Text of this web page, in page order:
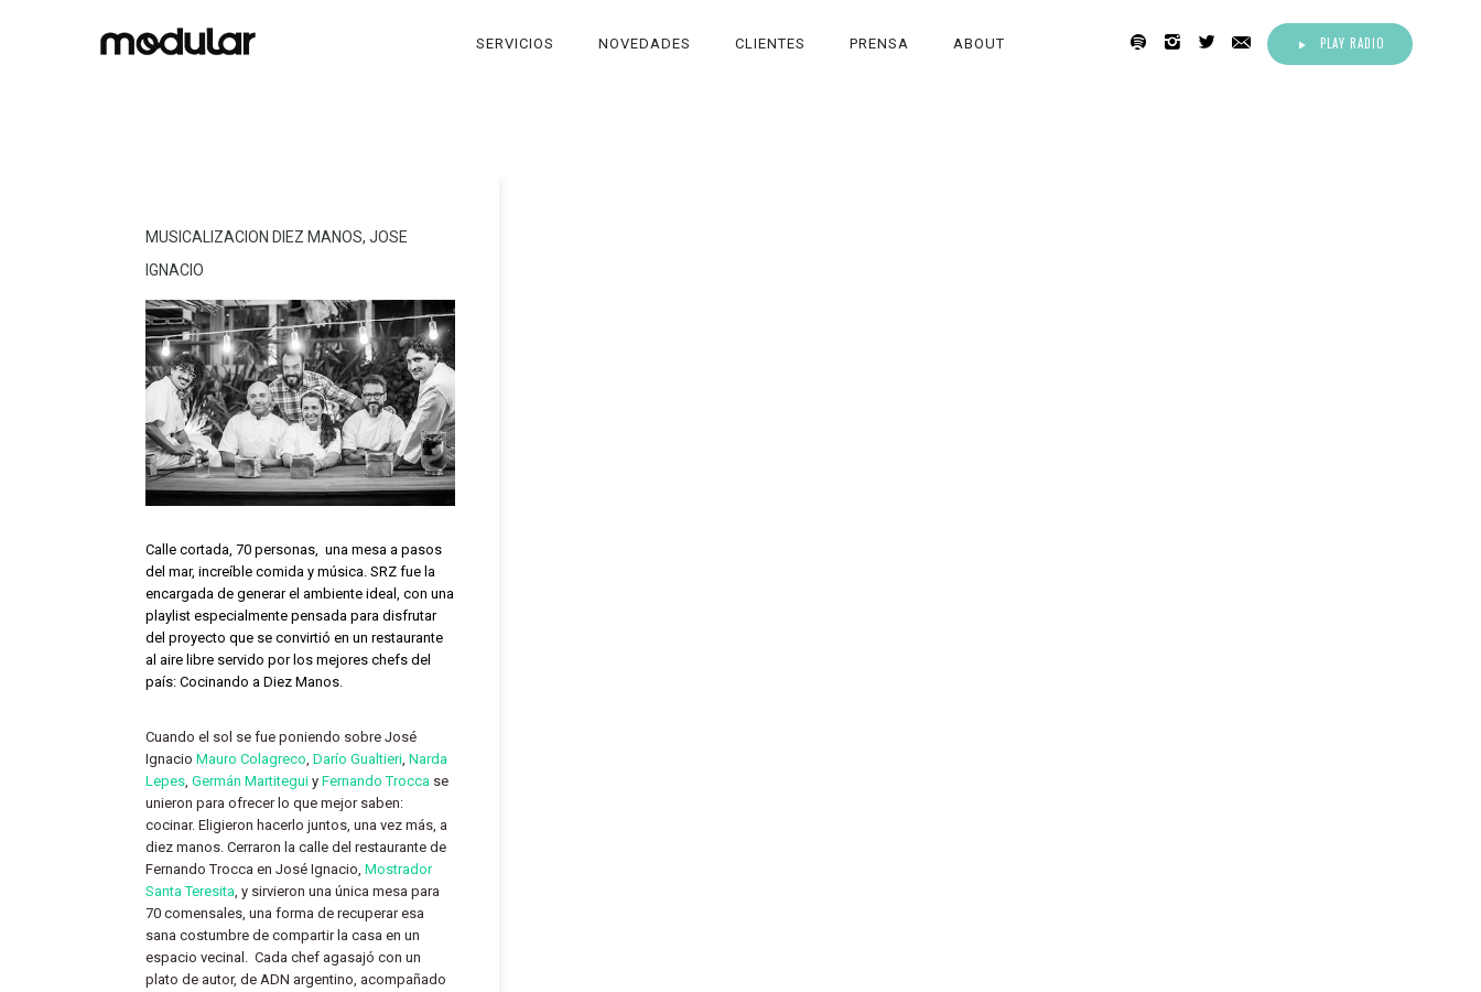
PLAY RADIO
SERVICIOS NOVEDADES CLIENTES PRENSA ABOUT
MUSICALIZACION DIEZ MANOS, JOSE
IGNACIO
Calle cortada, 70 personas, una mesa a pasos
del mar, increíble comida y música. SRZ fue la
encargada de generar el ambiente ideal, con una
playlist especialmente pensada para disfrutar
del proyecto que se convirtió en un restaurante
al aire libre servido por los mejores chefs del
país: Cocinando a Diez Manos.
Cuando el sol se fue poniendo sobre José
Ignacio Mauro Colagreco, Darío Gualtieri, Narda
Lepes, Germán Martitegui y Fernando Trocca se
unieron para ofrecer lo que mejor saben:
cocinar. Eligieron hacerlo juntos, una vez más, a
diez manos. Cerraron la calle del restaurante de
Fernando Trocca en José Ignacio, Mostrador
Santa Teresita, y sirvieron una única mesa para
70 comensales, una forma de recuperar esa
sana costumbre de compartir la casa en un
espacio vecinal. Cada chef agasajó con un
plato de autor, de ADN argentino, acompañado